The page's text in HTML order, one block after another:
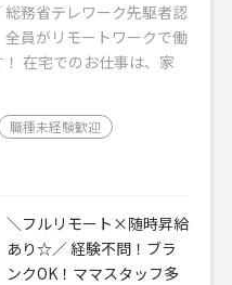
務省テレワーク先駆者認
員がリモートワークで働
在宅でのお仕事は、家
職種未経験歓迎
＼フルリモート×随時昇給
あり☆／ 経験不問！ブラ
ンクOK！ママスタッフ多